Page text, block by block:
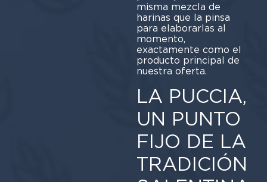
misma mezcla de
harinas que la pinsa
para elaborarlas al
momento,
exactamente como el
producto principal de
nuestra oferta.
LA PUCCIA,
UN PUNTO
FIJO DE LA
TRADICIÓN